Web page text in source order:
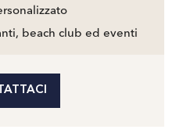
beach club ed eventi